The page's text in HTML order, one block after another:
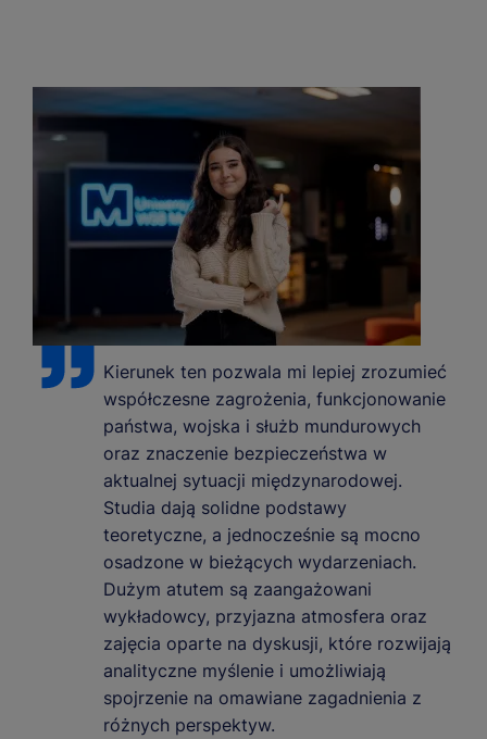
Kierunek ten pozwala mi lepiej zrozumieć
współczesne zagrożenia, funkcjonowanie
państwa, wojska i służb mundurowych
oraz znaczenie bezpieczeństwa w
aktualnej sytuacji międzynarodowej.
Studia dają solidne podstawy
teoretyczne, a jednocześnie są mocno
osadzone w bieżących wydarzeniach.
Dużym atutem są zaangażowani
wykładowcy, przyjazna atmosfera oraz
zajęcia oparte na dyskusji, które rozwijają
analityczne myślenie i umożliwiają
spojrzenie na omawiane zagadnienia z
różnych perspektyw.